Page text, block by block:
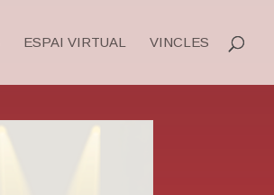
ESPAI VIRTUAL VINCLES